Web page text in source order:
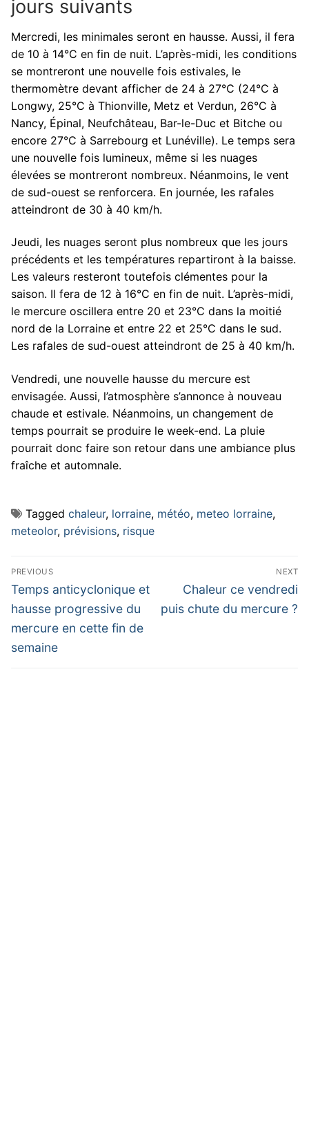
jours suivants
Mercredi, les minimales seront en hausse. Aussi, il fera
de 10 à 14°C en fin de nuit. L’après-midi, les conditions
se montreront une nouvelle fois estivales, le
thermomètre devant afficher de 24 à 27°C (24°C à
Longwy, 25°C à Thionville, Metz et Verdun, 26°C à
Nancy, Épinal, Neufchâteau, Bar-le-Duc et Bitche ou
encore 27°C à Sarrebourg et Lunéville). Le temps sera
une nouvelle fois lumineux, même si les nuages
élevées se montreront nombreux. Néanmoins, le vent
de sud-ouest se renforcera. En journée, les rafales
atteindront de 30 à 40 km/h.
Jeudi, les nuages seront plus nombreux que les jours
précédents et les températures repartiront à la baisse.
Les valeurs resteront toutefois clémentes pour la
saison. Il fera de 12 à 16°C en fin de nuit. L’après-midi,
le mercure oscillera entre 20 et 23°C dans la moitié
nord de la Lorraine et entre 22 et 25°C dans le sud.
Les rafales de sud-ouest atteindront de 25 à 40 km/h.
Vendredi, une nouvelle hausse du mercure est
envisagée. Aussi, l’atmosphère s’annonce à nouveau
chaude et estivale. Néanmoins, un changement de
temps pourrait se produire le week-end. La pluie
pourrait donc faire son retour dans une ambiance plus
fraîche et automnale.
Tagged chaleur, lorraine, météo, meteo lorraine,
meteolor, prévisions, risque
Navigation
de
l’article
PREVIOUS
Previous
post:
Temps anticyclonique et
hausse progressive du
mercure en cette fin de
semaine
NEXT
Next
post:
Chaleur ce vendredi
puis chute du mercure ?